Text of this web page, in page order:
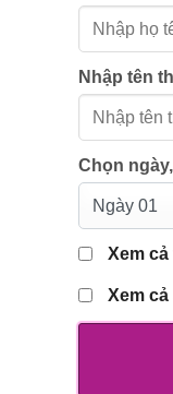
Nhập tên
Chọn
Xem
Xem